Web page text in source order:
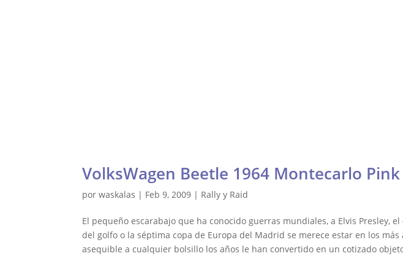
VolksWagen Beetle 1964 Montecarlo Pink
porwaskalas | Feb 9, 2009 | Rally y Raid
El pequeño escarabajo que ha conocido guerras mundiales, a Elvis Presley,
del golfo o la séptima copa de Europa del Madrid se merece estar en los
asequible a cualquier bolsillo los años le han convertido en un cotizado